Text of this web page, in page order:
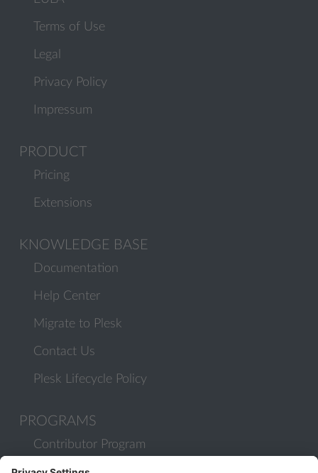
Terms of Use
Legal
Privacy Policy
Impressum
PRODUCT
Pricing
Extensions
KNOWLEDGE BASE
Documentation
Help Center
Migrate to Plesk
Contact Us
Plesk Lifecycle Policy
PROGRAMS
Contributor Program